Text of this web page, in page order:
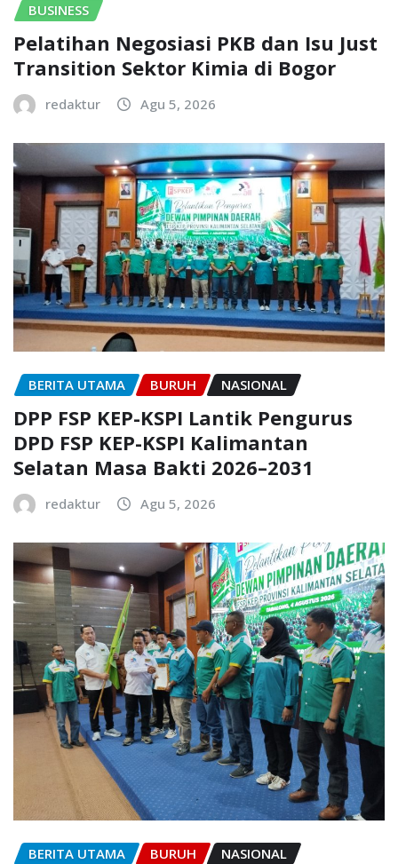
BUSINESS
Pelatihan Negosiasi PKB dan Isu Just
Transition Sektor Kimia di Bogor
redaktur Agu 5, 2026
BERITA UTAMA BURUH NASIONAL
DPP FSP KEP-KSPI Lantik Pengurus
DPD FSP KEP-KSPI Kalimantan
Selatan Masa Bakti 2026–2031
redaktur Agu 5, 2026
BERITA UTAMA BURUH NASIONAL